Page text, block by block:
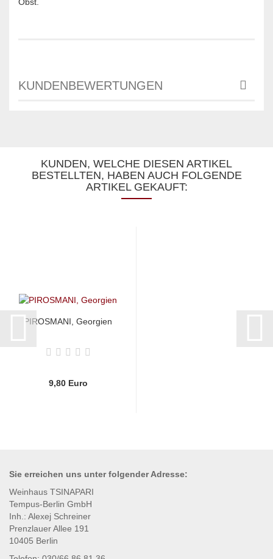
KUNDENBEWERTUNGEN
KUNDEN, WELCHE DIESEN ARTIKEL
BESTELLTEN, HABEN AUCH FOLGENDE
ARTIKEL GEKAUFT:
PIROSMANI, Georgien
9,80 Euro
Sie erreichen uns unterfolgenderAdresse:
Weinhaus TSINAPARI
Tempus-Berlin GmbH
Inh.: Alexej Schreiner
Prenzlauer Allee 191
10405 Berlin